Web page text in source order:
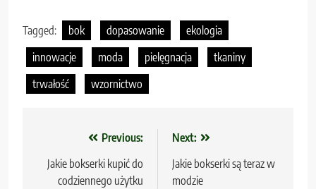
Tagged: bok dopasowanie
ekologia
innowacje
moda pielęgnacja
tkaniny
trwałość
wzornictwo
Nawigacja
wpisu
Previous:
Jakie bokserki kupić do
codziennego użytku
Next:
Jakie bokserki są teraz w
modzie